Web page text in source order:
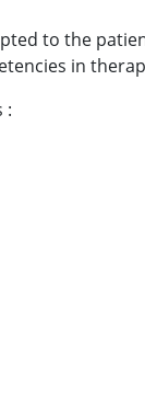
to the
in
: